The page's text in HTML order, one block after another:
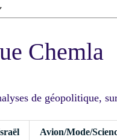
Chemla
de géopolitique,
Avion/Mode/